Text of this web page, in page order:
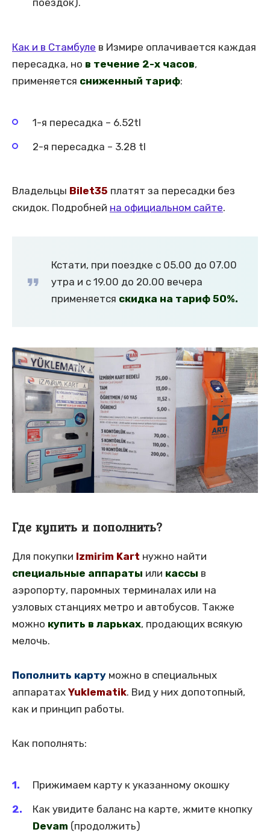
Как и в Стамбуле в Измире оплачивается каждая
пересадка, но в течение 2-х часов,
применяется сниженный тариф:
1-я пересадка – 6.52tl
2-я пересадка – 3.28 tl
Владельцы Bilet35 платят за пересадки без
скидок. Подробней на официальном сайте.
Кстати, при поездке с 05.00 до 07.00
утра и с 19.00 до 20.00 вечера
применяется скидка на тариф 50%.
Где купить и пополнить?
Для покупки Izmirim Kart нужно найти
специальные аппараты или кассы в
аэропорту, паромных терминалах или на
узловых станциях метро и автобусов. Также
можно купить в ларьках, продающих всякую
мелочь.
Пополнить карту можно в специальных
аппаратах Yuklematik. Вид у них допотопный,
как и принцип работы.
Как пополнять:
Прижимаем карту к указанному окошку
Как увидите баланс на карте, жмите кнопку
Devam (продолжить)